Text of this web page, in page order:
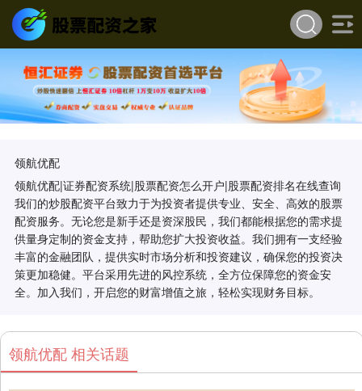
领航优配
领航优配|证券配资系统|股票配资怎么开户|股票配资排名在线查询
我们的炒股配资平台致力于为投资者提供专业、安全、高效的股票
配资服务。无论您是新手还是资深股民，我们都能根据您的需求提
供量身定制的资金支持，帮助您扩大投资收益。我们拥有一支经验
丰富的金融团队，提供实时市场分析和投资建议，确保您的投资决
策更加稳健。平台采用先进的风控系统，全方位保障您的资金安
全。加入我们，开启您的财富增值之旅，轻松实现财务目标。
领航优配 相关话题